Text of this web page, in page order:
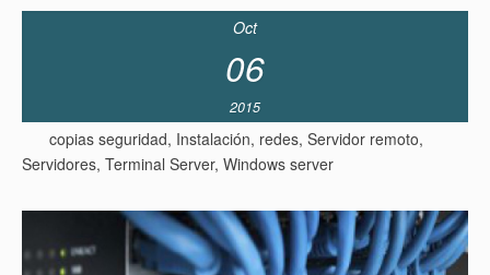
Oct
06
2015
copias seguridad, Instalación, redes, Servidor remoto,
Servidores, Terminal Server, Windows server